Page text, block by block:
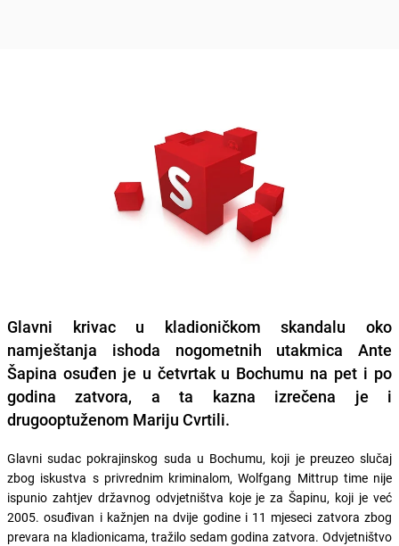
Glavni krivac u kladioničkom skandalu oko
namještanja ishoda nogometnih utakmica Ante
Šapina osuđen je u četvrtak u Bochumu na pet i po
godina zatvora, a ta kazna izrečena je i
drugooptuženom Mariju Cvrtili.
Glavni sudac pokrajinskog suda u Bochumu, koji je preuzeo slučaj
zbog iskustva s privrednim kriminalom, Wolfgang Mittrup time nije
ispunio zahtjev državnog odvjetništva koje je za Šapinu, koji je već
2005. osuđivan i kažnjen na dvije godine i 11 mjeseci zatvora zbog
prevara na kladionicama, tražilo sedam godina zatvora. Odvjetništvo